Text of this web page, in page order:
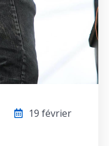
19 février